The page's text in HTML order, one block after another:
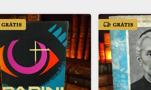
GRÁTIS GRÁTIS